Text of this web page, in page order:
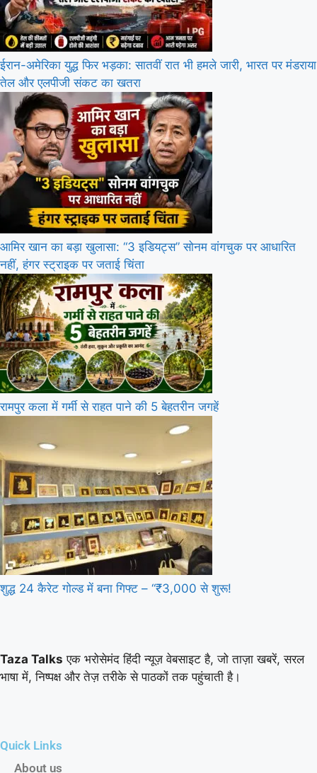
ईरान-अमेरिका युद्ध फिर भड़का: सातवीं रात भी हमले जारी, भारत पर मंडराया
तेल और एलपीजी संकट का खतरा
आमिर खान का बड़ा खुलासा: “3 इडियट्स” सोनम वांगचुक पर आधारित
नहीं, हंगर स्ट्राइक पर जताई चिंता
रामपुर कला में गर्मी से राहत पाने की 5 बेहतरीन जगहें
शुद्ध 24 कैरेट गोल्ड में बना गिफ्ट – “₹3,000 से शुरू!
Taza Talks एक भरोसेमंद हिंदी न्यूज़ वेबसाइट है, जो ताज़ा खबरें, सरल
भाषा में, निष्पक्ष और तेज़ तरीके से पाठकों तक पहुंचाती है।
Quick Links
About us